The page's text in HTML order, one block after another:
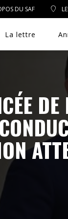
DU SAF
La lettre
DROIT
DE